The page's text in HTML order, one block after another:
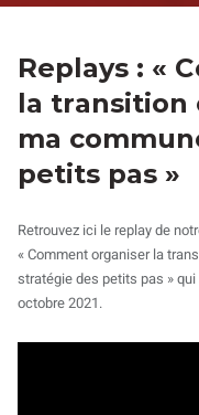
Replays : «
la transition
ma
petits pas »
Retrouvez ici le replay de
« Comment organiser la
stratégie des petits pas »
octobre 2021.